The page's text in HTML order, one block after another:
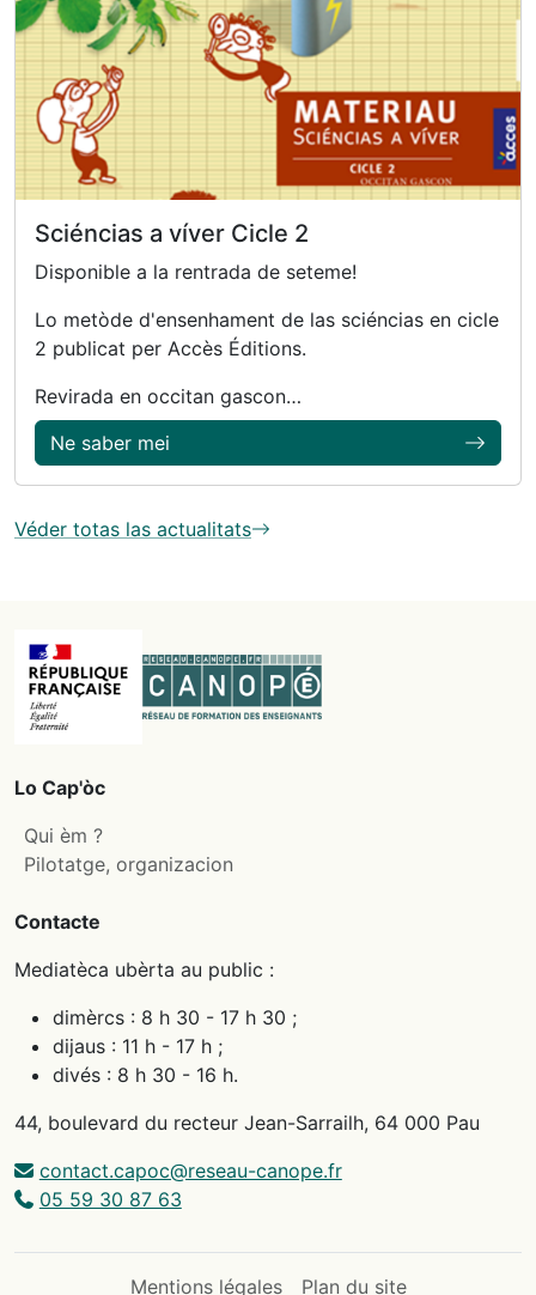
Sciéncias a víver Cicle 2
Disponible a la rentrada de seteme!
Lo metòde d'ensenhament de las sciéncias en cicle
2 publicat per Accès Éditions.
Revirada en occitan gascon…
Ne saber mei
Véder totas las actualitats
Lo Cap'òc
Qui èm ?
Pilotatge, organizacion
Contacte
Mediatèca ubèrta au public :
dimèrcs : 8 h 30 - 17 h 30 ;
dijaus : 11 h - 17 h ;
divés : 8 h 30 - 16 h.
44, boulevard du recteur Jean-Sarrailh, 64 000 Pau
contact.capoc@reseau-canope.fr
05 59 30 87 63
Mentions légales Plan du site